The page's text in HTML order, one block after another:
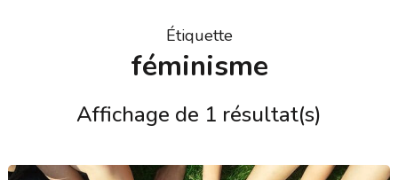
Étiquette
féminisme
Affichage de 1 résultat(s)